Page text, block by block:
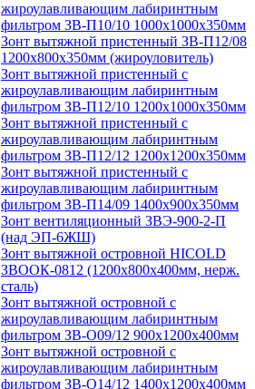
жироулавливающим лабиринтным
фильтром ЗВ-П10/10 1000х1000х350мм
Зонт вытяжной пристенный ЗВ-П12/08
1200х800х350мм (жироуловитель)
Зонт вытяжной пристенный с
жироулавливающим лабиринтным
фильтром ЗВ-П12/10 1200х1000х350мм
Зонт вытяжной пристенный с
жироулавливающим лабиринтным
фильтром ЗВ-П12/12 1200х1200х350мм
Зонт вытяжной пристенный с
жироулавливающим лабиринтным
фильтром ЗВ-П14/09 1400х900х350мм
Зонт вентиляционный ЗВЭ-900-2-П
(над ЭП-6ЖШ)
Зонт вытяжной островной HICOLD
ЗВООК-0812 (1200х800x400мм, нерж.
сталь)
Зонт вытяжной островной с
жироулавливающим лабиринтным
фильтром ЗВ-О09/12 900х1200х400мм
Зонт вытяжной островной с
жироулавливающим лабиринтным
фильтром ЗВ-О14/12 1400х1200х400мм